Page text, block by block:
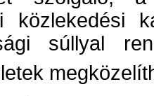
közlekedési
súllyal